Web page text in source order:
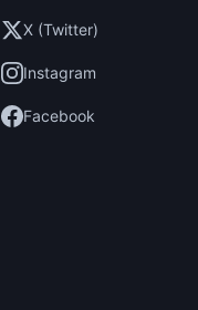
X (Twitter)
Instagram
Facebook